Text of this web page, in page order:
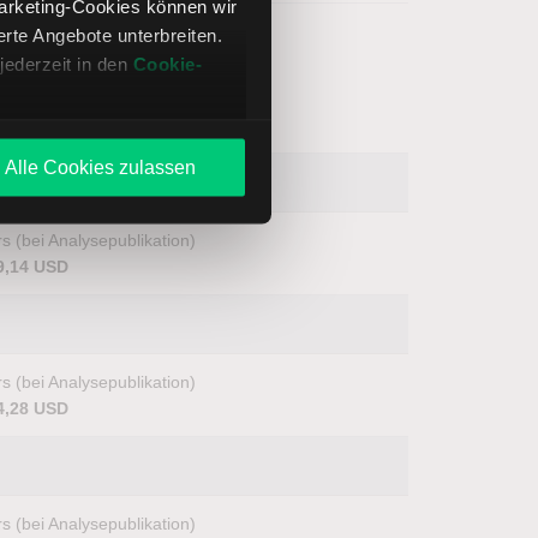
Cookies können wir
Angebote unterbreiten.
in den Cookie-
Alle Cookies zulassen
(bei Analysepublikation)
USD
(bei Analysepublikation)
USD
(bei Analysepublikation)